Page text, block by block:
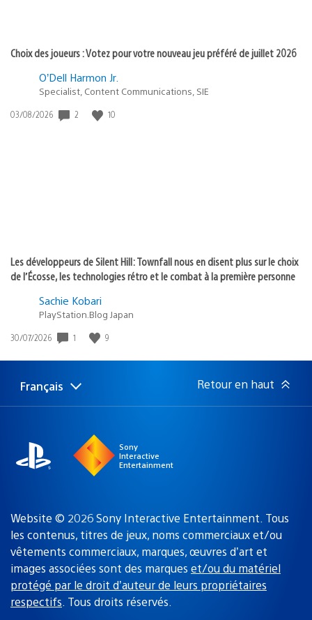
Choix des joueurs : Votez pour votre nouveau jeu préféré de juillet 2026
O’Dell Harmon Jr.
Specialist, Content Communications, SIE
Date
03/08/2026 2 10
Les développeurs de Silent Hill: Townfall nous en disent plus sur le choix
de l’Écosse, les technologies rétro et le combat à la première personne
Sachie Kobari
PlayStation.Blog Japan
Date
publication
30/07/2026 1 9
Choisir
une
Région
actuelle
Français Retour en haut
Sony
Interactive
Entertainment
Website © 2026 Sony Interactive Entertainment. Tous
les contenus, titres de jeux, noms commerciaux et/ou
vêtements commerciaux, marques, œuvres d’art et
images associées sont des marques et/ou du matériel
protégé par le droit d’auteur de leurs propriétaires
respectifs. Tous droits réservés.